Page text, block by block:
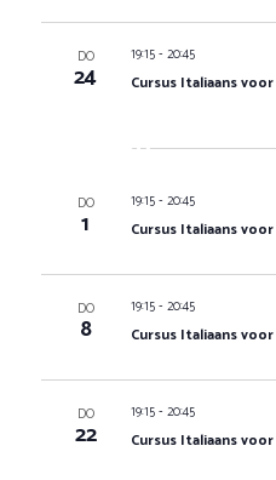
DO
24
19:15- 20:45
Cursus Italiaans
Okt 2026
DO
1
19:15- 20:45
Cursus Italiaans
DO
8
19:15- 20:45
Cursus Italiaans
DO
22
19:15- 20:45
Cursus Italiaans